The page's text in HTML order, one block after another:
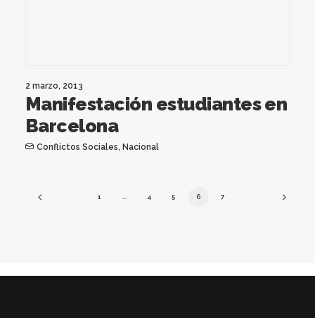
2 marzo, 2013
Manifestación estudiantes en
Barcelona
Conflictos Sociales, Nacional
1 4 5 6 7